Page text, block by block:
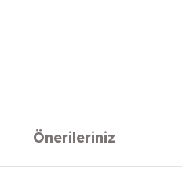
Önerileriniz